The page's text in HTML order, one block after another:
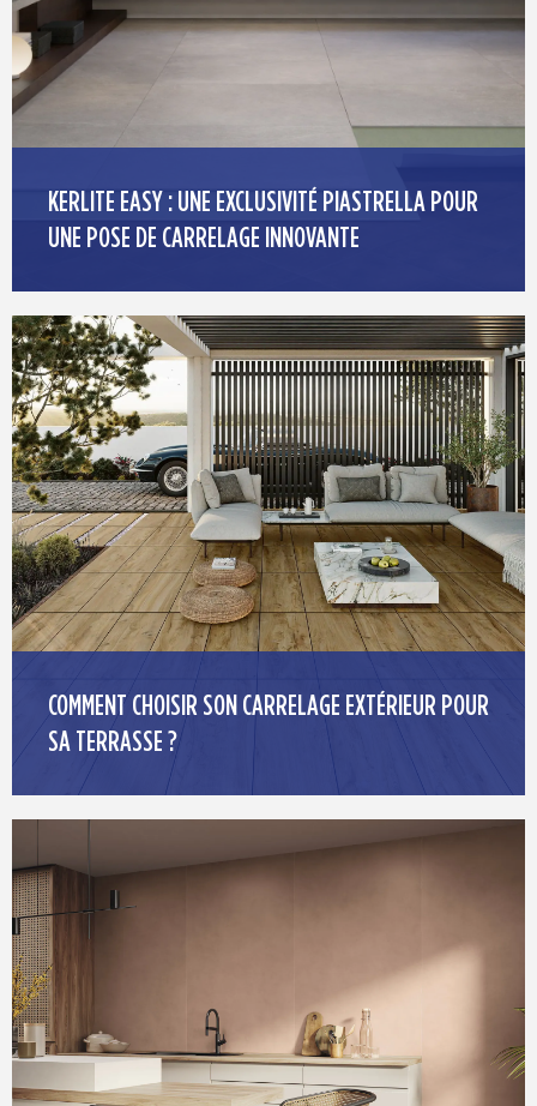
KERLITE EASY : UNE EXCLUSIVITÉ PIASTRELLA POUR
UNE POSE DE CARRELAGE INNOVANTE
COMMENT CHOISIR SON CARRELAGE EXTÉRIEUR POUR
SA TERRASSE ?